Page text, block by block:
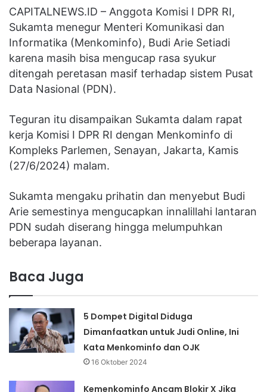
CAPITALNEWS.ID – Anggota Komisi I DPR RI,
Sukamta menegur Menteri Komunikasi dan
Informatika (Menkominfo), Budi Arie Setiadi
karena masih bisa mengucap rasa syukur
ditengah peretasan masif terhadap sistem Pusat
Data Nasional (PDN).
Teguran itu disampaikan Sukamta dalam rapat
kerja Komisi I DPR RI dengan Menkominfo di
Kompleks Parlemen, Senayan, Jakarta, Kamis
(27/6/2024) malam.
Sukamta mengaku prihatin dan menyebut Budi
Arie semestinya mengucapkan innalillahi lantaran
PDN sudah diserang hingga melumpuhkan
beberapa layanan.
Baca Juga
5 Dompet Digital Diduga
Dimanfaatkan untuk Judi Online, Ini
Kata Menkominfo dan OJK
16 Oktober 2024
Kemenkominfo Ancam Blokir X Jika